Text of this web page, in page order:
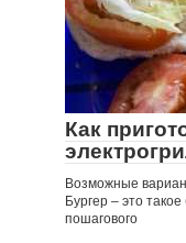
Как
Возможные
Бургер – это
пошагового